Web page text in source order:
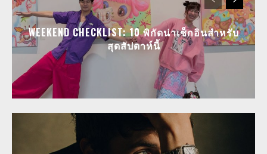
WEEKEND CHECKLIST: 10 พิกัดน่าเช็กอินสำหรับ
สุดสัปดาห์นี้